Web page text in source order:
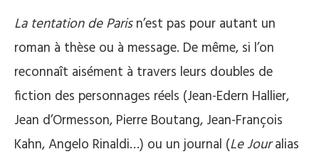
La tentation de Parisn’est pas pour autant un
roman à thèse ou à message. De même, si l’on
reconnaît aisément à travers leurs doubles de
fiction des personnages réels (Jean-Edern Hallier,
Jean d’Ormesson, Pierre Boutang, Jean-François
Kahn, Angelo Rinaldi…) ou un journal (Le Jouralias